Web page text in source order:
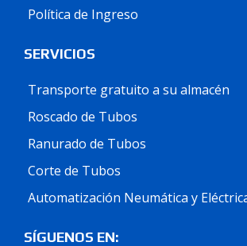
Política de Ingreso
SERVICIOS
Transporte gratuito a su almacén
Roscado de Tubos
Ranurado de Tubos
Corte de Tubos
Automatización Neumática y
SÍGUENOS EN: